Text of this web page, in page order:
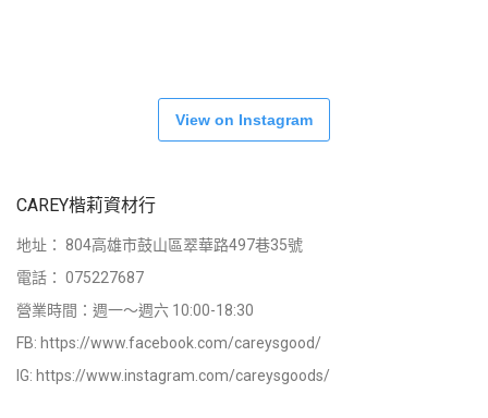
View on Instagram
CAREY楷莉資材行
地址： 804高雄市鼓山區翠華路497巷35號
電話： 075227687
營業時間：週一～週六 10:00-18:30
FB: https://www.facebook.com/careysgood/
IG: https://www.instagram.com/careysgoods/